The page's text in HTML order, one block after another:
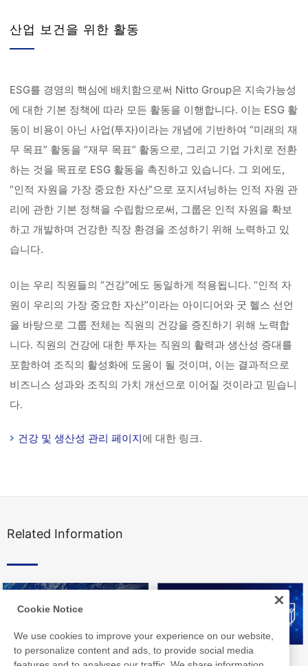
산업 보건을 위한 활동
ESG를 경영의 핵심에 배치함으로써 Nitto Group은 지속가능성
에 대한 기본 정책에 따라 모든 활동을 이행합니다. 이는 ESG 활
동이 비용이 아닌 사업(투자)이라는 개념에 기반하여 “미래의 재
무 목표” 활동을 “재무 목표” 활동으로, 그리고 기업 가치로 전환
하는 것을 목표로 ESG 활동을 촉진하고 있습니다. 그 외에도,
“인적 자원을 가장 중요한 자산”으로 포지셔닝하는 인적 자원 관
리에 관한 기본 정책을 수립함으로써, 그룹은 인적 자원을 확보
하고 개발하며 건강한 직장 환경을 조성하기 위해 노력하고 있
습니다.
이는 우리 직원들의 “건강”에도 동일하게 적용됩니다. “인적 자
원이 우리의 가장 중요한 자산”이라는 아이디어와 굿 헬스 선언
을 바탕으로 그룹 전체는 직원의 건강을 증진하기 위해 노력합
니다. 직원의 건강에 대한 투자는 직원의 활력과 생산성 증대를
포함하여 조직의 활성화에 도움이 될 것이며, 이는 결과적으로
비즈니스 성과와 조직의 가치 개선으로 이어질 것이라고 믿습니
다.
건강 및 생산성 관리 페이지에 대한 링크.
Related Information
Cookie Notice
We use cookies to improve your experience on our website,
to personalize content and ads, to provide social media